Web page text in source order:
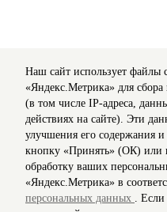
Наш сайт использует файлы
«Яндекс.Метрика» для
(в том числе IP-адреса,
действиях на сайте). Эти
улучшения его содержания
кнопку «Принять» (ОК) или
обработку ваших
«Яндекс.Метрика» в
персональных данных . Если